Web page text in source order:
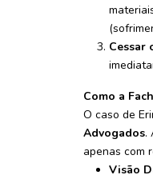
Cessar
Como a
O caso de
Advogados.
apenas com
Visão